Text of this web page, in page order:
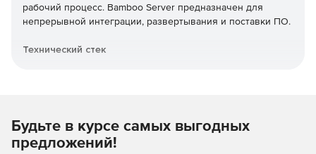
рабочий процесс. Bamboo Server предназначен для
непрерывной интеграции, развертывания и поставки ПО.
Технический стек
Проекты развертываний
Будьте в курсе самых выгодных
предложений!